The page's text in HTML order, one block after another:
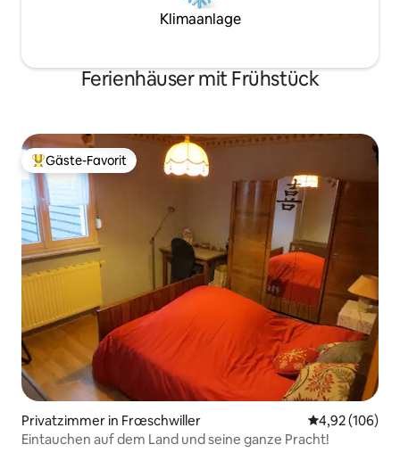
Klimaanlage
Ferienhäuser mit Frühstück
Beliebter Gäste-Favorit.
Gäste-Favorit
Privatzimmer in Frœschwiller
4,92 (106)
Eintauchen auf dem Land und seine ganze Pracht!